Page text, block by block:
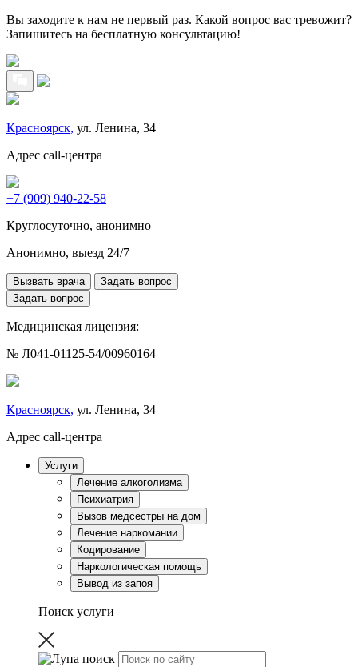
Вы заходите к нам не первый раз. Какой вопрос вас тревожит?
Запишитесь на бесплатную консультацию!
Красноярск, ул. Ленина, 34
Адрес call-центра
+7 (909) 940-22-58
Круглосуточно, анонимно
Анонимно, выезд 24/7
Вызвать врача
Задать вопрос
Задать вопрос
Медицинская лицензия:
№ Л041-01125-54/00960164
Красноярск, ул. Ленина, 34
Адрес call-центра
Услуги
Лечение алкоголизма
Психиатрия
Вызов медсестры на дом
Лечение наркомании
Кодирование
Наркологическая помощь
Вывод из запоя
Поиск услуги